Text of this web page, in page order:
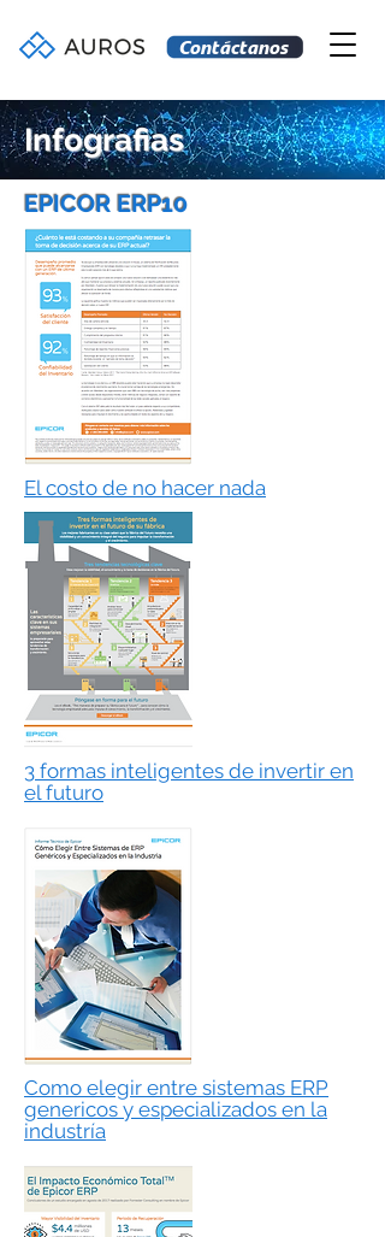
Contáctanos
Infografias
EPICOR ERP10
El costo de no hacer nada
3 formas inteligentes de invertir en
el futuro
Como elegir entre sistemas ERP
genericos y especializados en la
industría